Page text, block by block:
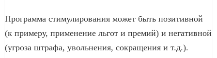
Программа стимулирования может быть позитивной
(к примеру, применение льгот и премий) и негативной
(угроза штрафа, увольнения, сокращения и т.д.).